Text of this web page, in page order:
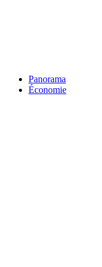
Panorama
Économie